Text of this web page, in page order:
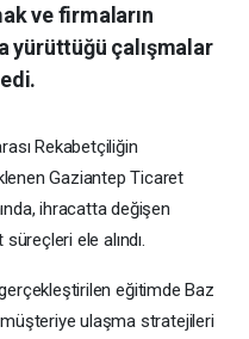
ve firmaların
yürüttüğü çalışmalar
Rekabetçiliğin
Gaziantep Ticaret
ihracatta değişen
ele alındı.
eğitimde Baz
ulaşma stratejileri